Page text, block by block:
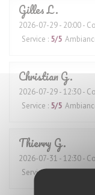
GillesL
2026-07-29- 20:00 -
Service : 5/5
ChristianG
2026-07-29- 12:30 -
Service : 5/5
Thierry G
2026-07-31 - 12:30 -
Service:4/5